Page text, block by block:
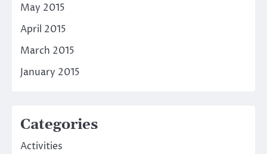
May 2015
April 2015
March 2015
January 2015
Categories
Activities